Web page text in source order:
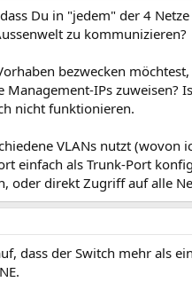
Du in "jedem" der 4
zu kommunizieren?
bezwecken
Management-IPs zuweisen?
nicht funktionieren.
VLANs nutzt
einfach als Trunk-Port
oder direkt Zugriff auf alle
dass der Switch mehr als